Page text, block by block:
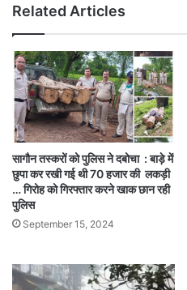
Related Articles
सागौन तस्करों को पुलिस ने दबोचा : बाड़े में
छुपा कर रखी गई थी 70 हजार की लकड़ी
… गिरोह को गिरफ्तार करने खाक छान रही
पुलिस
September 15, 2024